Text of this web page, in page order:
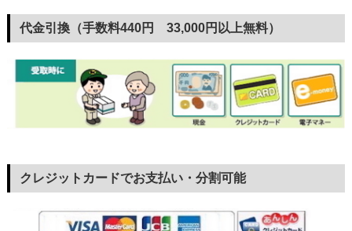
代金引換（手数料440円 33,000円以上無料）
クレジットカードでお支払い・分割可能